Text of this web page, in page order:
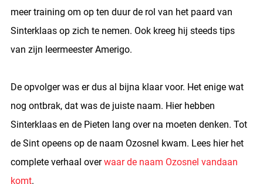
meer training om op ten duur de rol van het paard van
Sinterklaas op zich te nemen. Ook kreeg hij steeds tips
van zijn leermeester Amerigo.
De opvolger was er dus al bijna klaar voor. Het enige wat
nog ontbrak, dat was de juiste naam. Hier hebben
Sinterklaas en de Pieten lang over na moeten denken. Tot
de Sint opeens op de naam Ozosnel kwam. Lees hier het
complete verhaal overwaar de naam Ozosnel vandaan
komt.